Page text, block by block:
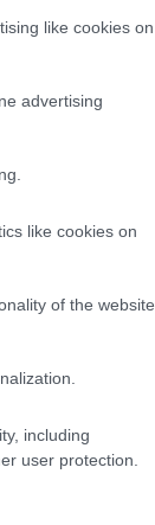
like cookies on
advertising
like cookies on
of the website
including
user protection.